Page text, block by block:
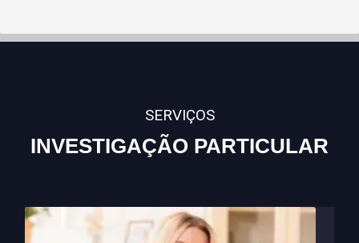
SERVIÇOS
INVESTIGAÇÃO PARTICULAR